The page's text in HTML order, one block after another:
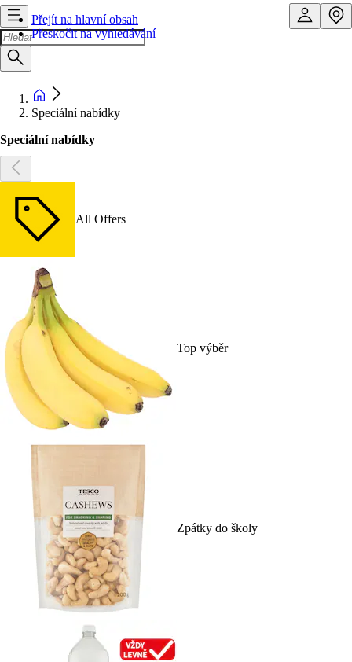
Přejít na hlavní obsah
Přeskočit na vyhledávání
Speciální nabídky
Speciální nabídky
All Offers
Top výběr
Zpátky do školy